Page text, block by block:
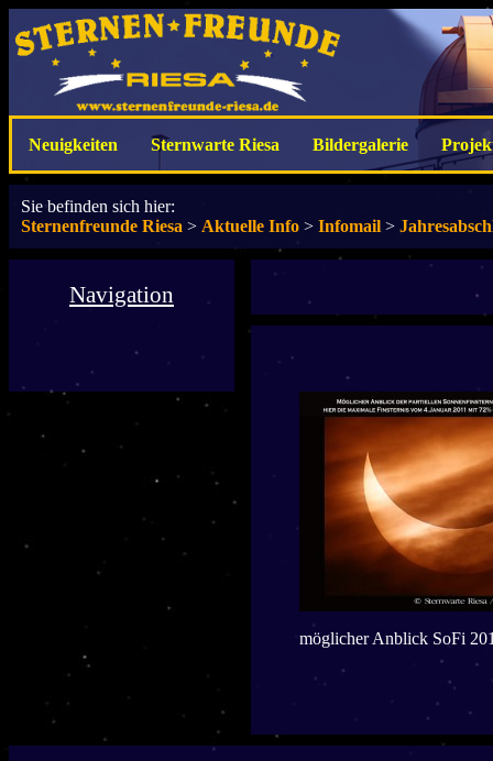
Neuigkeiten Sternwarte Riesa Bildergalerie
Sie befinden sich hier:
Sternenfreunde Riesa > Aktuelle Info > Infomail >
Navigation
möglicher Anblick SoFi